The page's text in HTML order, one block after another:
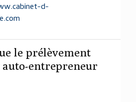
d-
le prélèvement
entrepreneur